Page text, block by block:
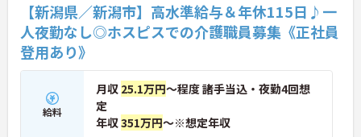
【新潟県／新潟市】高水準給与＆年休115日♪一
人夜勤なし◎ホスピスでの介護職員募集《正社員
登用あり》
給料
月収 25.1万円～程度 諸手当込・夜勤4回想
定
年収351万円～※想定年収